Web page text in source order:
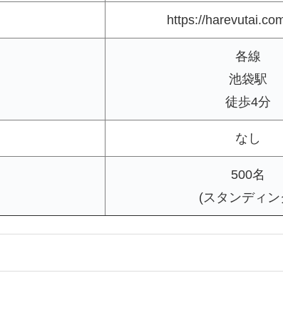
https://
各線
池袋駅
徒歩4分
なし
500名
(スタンディン